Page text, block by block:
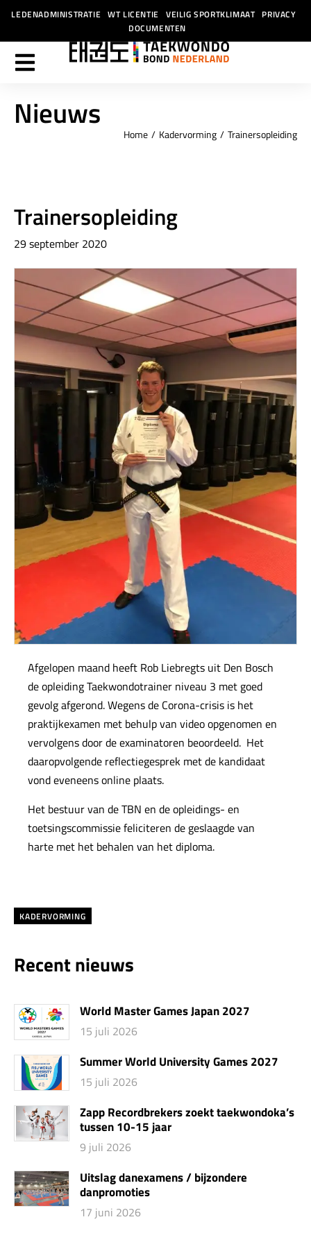
LEDENADMINISTRATIE WT LICENTIE VEILIG SPORTKLIMAAT PRIVACY
DOCUMENTEN
Nieuws
Home Kadervorming Trainersopleiding
Trainersopleiding
29 september 2020
Afgelopen maand heeft Rob Liebregts uit Den Bosch
de opleiding Taekwondotrainer niveau 3 met goed
gevolg afgerond. Wegens de Corona-crisis is het
praktijkexamen met behulp van video opgenomen en
vervolgens door de examinatoren beoordeeld. Het
daaropvolgende reflectiegesprek met de kandidaat
vond eveneens online plaats.
Het bestuur van de TBN en de opleidings- en
toetsingscommissie feliciteren de geslaagde van
harte met het behalen van het diploma.
KADERVORMING
Recent nieuws
World Master Games Japan 2027
15 juli 2026
Summer World University Games 2027
15 juli 2026
Zapp Recordbrekers zoekt taekwondoka’s
tussen 10-15 jaar
9 juli 2026
Uitslag danexamens / bijzondere
danpromoties
17 juni 2026